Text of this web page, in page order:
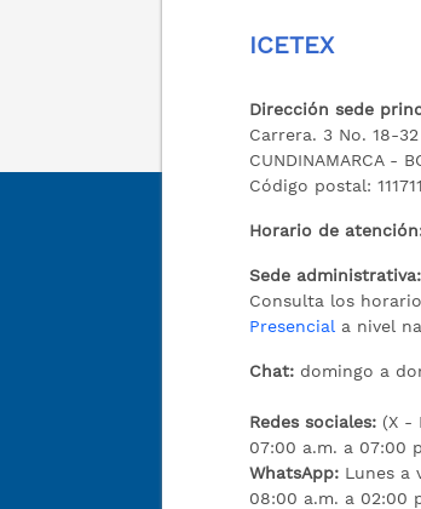
ICETEX
Dirección sede
Carrera. 3 No. 18-32
CUNDINAMARCA -
Código postal: 111711
Horario de
Sede administrativa:
Consulta los
Presencial a nivel
Chat: domingo a
Redes sociales: (X -
07:00 a.m. a 07:00
WhatsApp: Lunes a
08:00 a.m. a 02:00